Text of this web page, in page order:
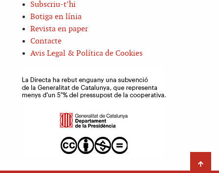
Subscriu-t’hi
Botiga en línia
Revista en paper
Contacte
Avis Legal & Política de Cookies